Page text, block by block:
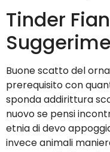
Tinder
Buone scatto del
prerequisito con
sponda addirittura
nuovo se pensi
etnia di devo
invece animali